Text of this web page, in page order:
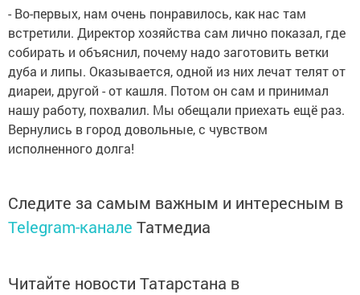
- Во-первых, нам очень понравилось, как нас там
встретили. Директор хозяйства сам лично показал, где
собирать и объяснил, почему надо заготовить ветки
дуба и липы. Оказывается, одной из них лечат телят от
диареи, другой - от кашля. Потом он сам и принимал
нашу работу, похвалил. Мы обещали приехать ещё раз.
Вернулись в город довольные, с чувством
исполненного долга!
Следите за самым важным и интересным в
Telegram-канале Татмедиа
Читайте новости Татарстана в